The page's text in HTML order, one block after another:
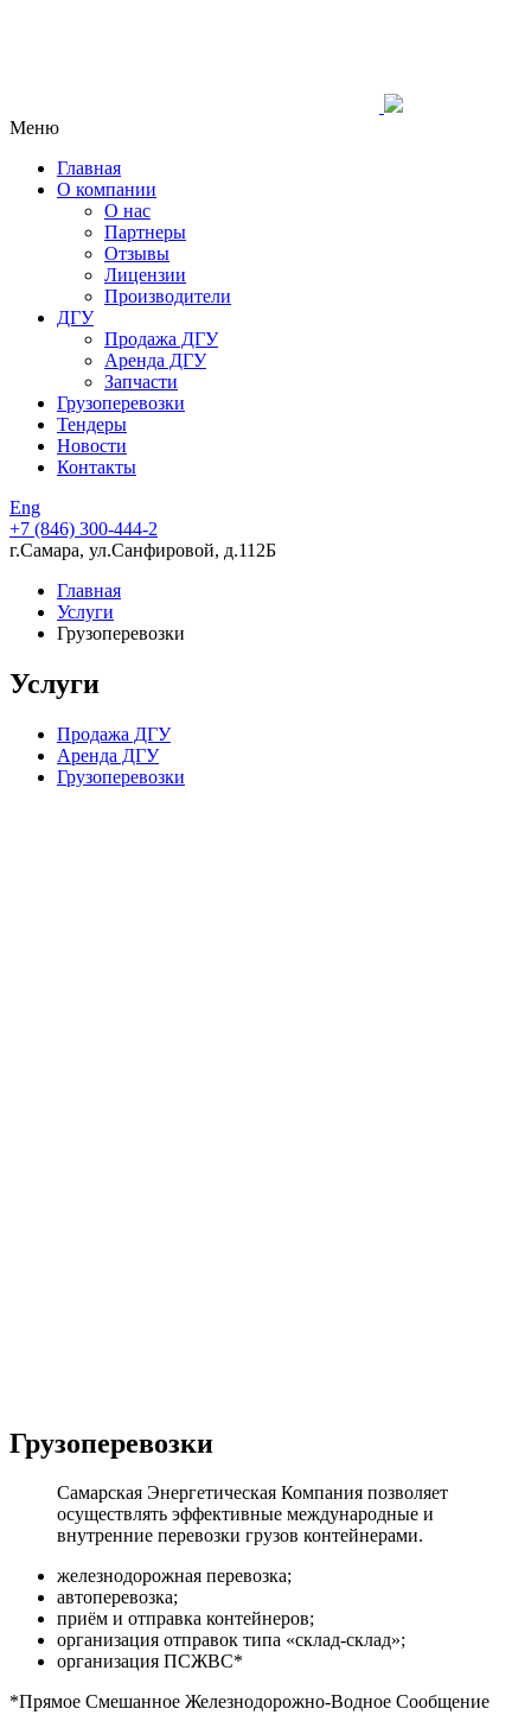
Меню
Главная
О компании
О нас
Партнеры
Отзывы
Лицензии
Производители
ДГУ
Продажа ДГУ
Аренда ДГУ
Запчасти
Грузоперевозки
Тендеры
Новости
Контакты
Eng
+7 (846) 300-444-2
г.Самара, ул.Санфировой, д.112Б
Главная
Услуги
Грузоперевозки
Услуги
Продажа ДГУ
Аренда ДГУ
Грузоперевозки
Грузоперевозки
Самарская Энергетическая Компания позволяет
осуществлять эффективные международные и
внутренние перевозки грузов контейнерами.
железнодорожная перевозка;
автоперевозка;
приём и отправка контейнеров;
организация отправок типа «склад-склад»;
организация ПСЖВС*
*Прямое Смешанное Железнодорожно-Водное Сообщение